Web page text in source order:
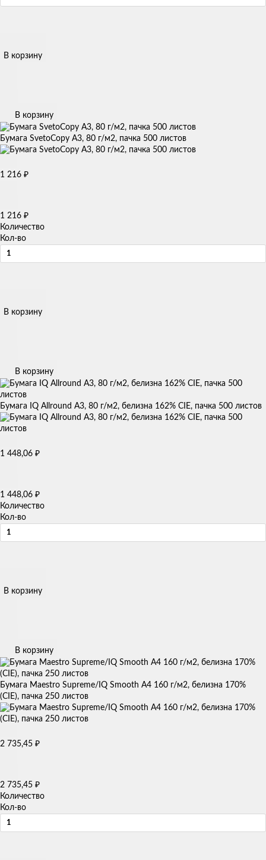
В корзину
В корзину
Бумага SvetoCopy А3, 80 г/м2, пачка 500 листов
1 216 ₽
1 216 ₽
Количество
Кол-во
В корзину
В корзину
Бумага IQ Allround A3, 80 г/м2, белизна 162% CIE, пачка 500 листов
1 448,06 ₽
1 448,06 ₽
Количество
Кол-во
В корзину
В корзину
Бумага Maestro Supreme/IQ Smooth A4 160 г/м2, белизна 170%
(CIE), пачка 250 листов
2 735,45 ₽
2 735,45 ₽
Количество
Кол-во